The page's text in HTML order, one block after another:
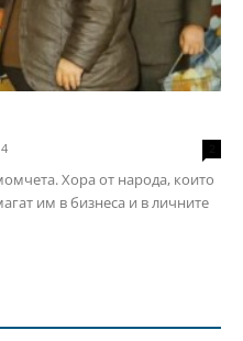
Хора от народа, които
им в бизнеса и в личните